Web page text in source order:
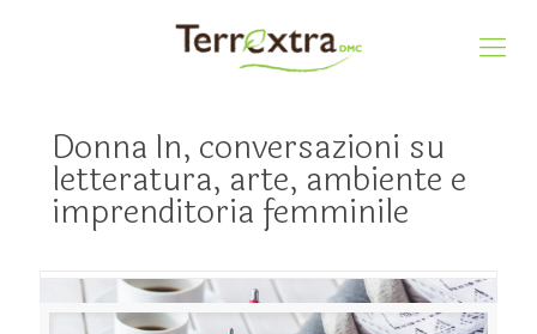
Donna In, conversazioni su
letteratura, arte, ambiente e
imprenditoria femminile